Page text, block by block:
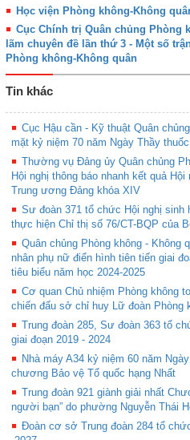
Học viện Phòng không-Không
Cục Chính trị Quân chủng Phòng
lãm chuyên đề lần thứ 3 - Một số
Phòng không-Không quân
Tin khác
Cục Hậu cần - Kỹ thuật Quân
mặt kỷ niệm 70 năm Ngày Thầy
Thường vụ Đảng ủy Quân chủng
Hội nghị thông báo nhanh kết quả
Trung ương Đảng khóa XIV
Sư đoàn 371 tổ chức Hội nghị sinh
thực hiện Chỉ thị số 76/CT-BQP của
Quân chủng Phòng không - Không
nhân phụ nữ điển hình tiên tiến giai
tiêu biểu năm học 2024-2025
Cơ quan Chủ nhiệm Phòng không
chiến đấu sở chỉ huy Lữ đoàn Phòng
Trung đoàn 285, Sư đoàn 363 tổ
giai đoạn 2019 - 2024
Nhà máy A34 kỷ niệm 60 năm
chương Bảo vệ Tổ quốc hạng Nhất
Trung đoàn 921 giành giải nhất
người bạn” do phường Nguyễn Thái
Đoàn cơ sở Trung đoàn 284 tổ